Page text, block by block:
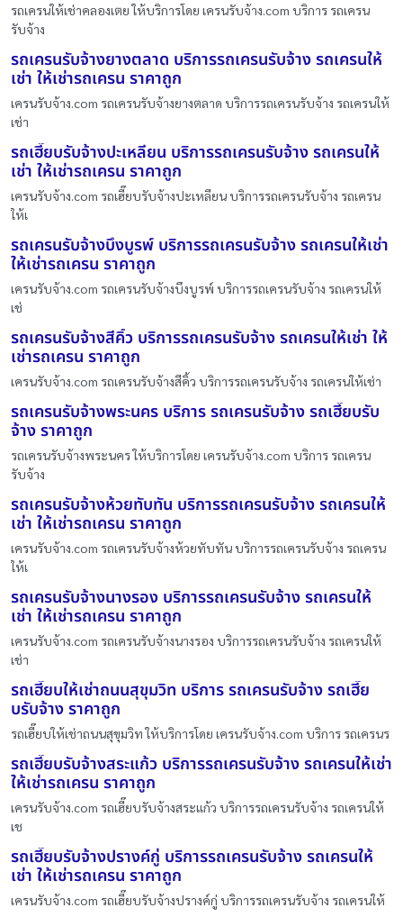
รถเครนให้เช่าคลองเตย ให้บริการโดย เครนรับจ้าง.com บริการ รถเครน
รับจ้าง
รถเครนรับจ้างยางตลาด บริการรถเครนรับจ้าง รถเครนให้
เช่า ให้เช่ารถเครน ราคาถูก
เครนรับจ้าง.com รถเครนรับจ้างยางตลาด บริการรถเครนรับจ้าง รถเครนให้
เช่า
รถเฮี๊ยบรับจ้างปะเหลียน บริการรถเครนรับจ้าง รถเครนให้
เช่า ให้เช่ารถเครน ราคาถูก
เครนรับจ้าง.com รถเฮี๊ยบรับจ้างปะเหลียน บริการรถเครนรับจ้าง รถเครน
ให้เ
รถเครนรับจ้างบึงบูรพ์ บริการรถเครนรับจ้าง รถเครนให้เช่า
ให้เช่ารถเครน ราคาถูก
เครนรับจ้าง.com รถเครนรับจ้างบึงบูรพ์ บริการรถเครนรับจ้าง รถเครนให้
เช่
รถเครนรับจ้างสีคิ้ว บริการรถเครนรับจ้าง รถเครนให้เช่า ให้
เช่ารถเครน ราคาถูก
เครนรับจ้าง.com รถเครนรับจ้างสีคิ้ว บริการรถเครนรับจ้าง รถเครนให้เช่า
รถเครนรับจ้างพระนคร บริการ รถเครนรับจ้าง รถเฮี๊ยบรับ
จ้าง ราคาถูก
รถเครนรับจ้างพระนคร ให้บริการโดย เครนรับจ้าง.com บริการ รถเครน
รับจ้าง
รถเครนรับจ้างห้วยทับทัน บริการรถเครนรับจ้าง รถเครนให้
เช่า ให้เช่ารถเครน ราคาถูก
เครนรับจ้าง.com รถเครนรับจ้างห้วยทับทัน บริการรถเครนรับจ้าง รถเครน
ให้เ
รถเครนรับจ้างนางรอง บริการรถเครนรับจ้าง รถเครนให้
เช่า ให้เช่ารถเครน ราคาถูก
เครนรับจ้าง.com รถเครนรับจ้างนางรอง บริการรถเครนรับจ้าง รถเครนให้
เช่า
รถเฮี๊ยบให้เช่าถนนสุขุมวิท บริการ รถเครนรับจ้าง รถเฮี๊ย
บรับจ้าง ราคาถูก
รถเฮี๊ยบให้เช่าถนนสุขุมวิท ให้บริการโดย เครนรับจ้าง.com บริการ รถเครนร
รถเฮี๊ยบรับจ้างสระแก้ว บริการรถเครนรับจ้าง รถเครนให้เช่า
ให้เช่ารถเครน ราคาถูก
เครนรับจ้าง.com รถเฮี๊ยบรับจ้างสระแก้ว บริการรถเครนรับจ้าง รถเครนให้
เช
รถเฮี๊ยบรับจ้างปรางค์กู่ บริการรถเครนรับจ้าง รถเครนให้
เช่า ให้เช่ารถเครน ราคาถูก
เครนรับจ้าง.com รถเฮี๊ยบรับจ้างปรางค์กู่ บริการรถเครนรับจ้าง รถเครนให้